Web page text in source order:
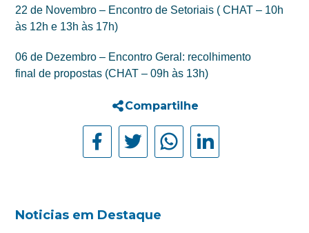
22 de Novembro – Encontro de Setoriais ( CHAT – 10h
às 12h e 13h às 17h)
06 de Dezembro – Encontro Geral: recolhimento
final de propostas (CHAT – 09h às 13h)
Compartilhe
Noticias em Destaque